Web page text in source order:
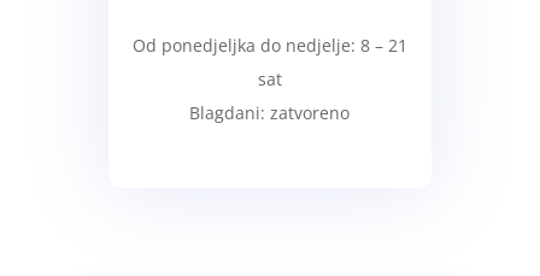
Od ponedjeljka do nedjelje: 8 – 21
sat
Blagdani: zatvoreno